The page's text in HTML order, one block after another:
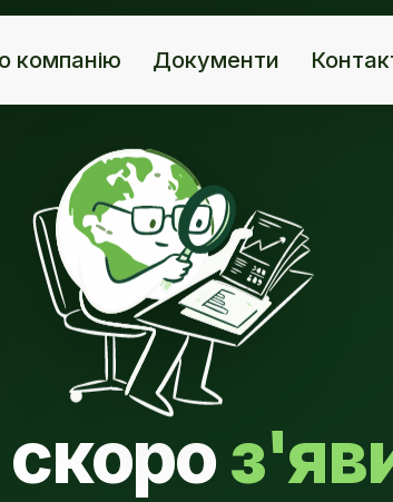
компанію Документи
скоро